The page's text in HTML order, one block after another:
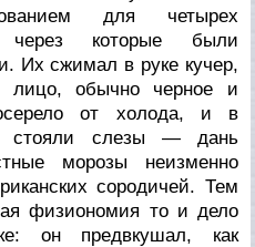
для четырех
через которые были
Их сжимал в руке кучер,
лицо, обычно черное и
от холода, и в
стояли слезы — дань
морозы неизменно
сородичей. Тем
физиономия то и дело
он предвкушал, как